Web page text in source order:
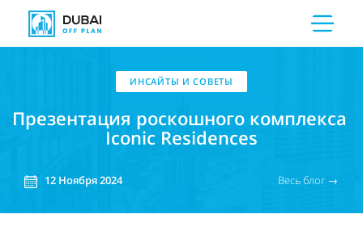
ИНСАЙТЫ И СОВЕТЫ
Презентация роскошного комплекса
Iconic Residences
12 Ноября 2024 Весь блог →